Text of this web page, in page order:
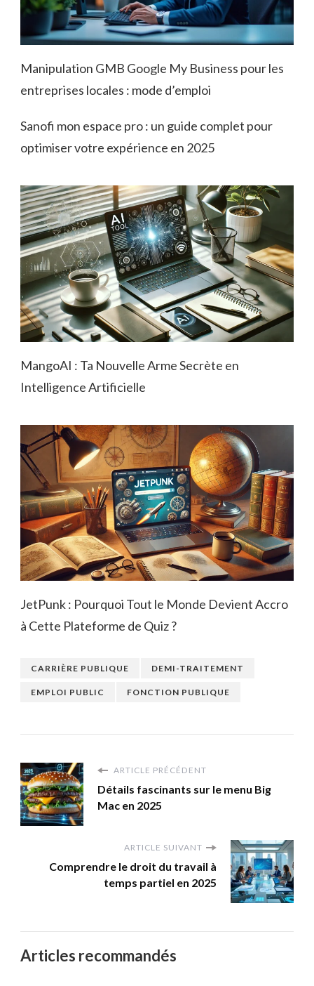
Manipulation GMB Google My Business pour les
entreprises locales : mode d’emploi
Sanofi mon espace pro : un guide complet pour
optimiser votre expérience en 2025
MangoAI : Ta Nouvelle Arme Secrète en
Intelligence Artificielle
JetPunk : Pourquoi Tout le Monde Devient Accro
à Cette Plateforme de Quiz ?
CARRIÈRE PUBLIQUE DEMI-TRAITEMENT
EMPLOI PUBLIC FONCTION PUBLIQUE
ARTICLE PRÉCÉDENT
Détails fascinants sur le menu Big
Mac en 2025
ARTICLE SUIVANT
Comprendre le droit du travail à
temps partiel en 2025
Articles recommandés